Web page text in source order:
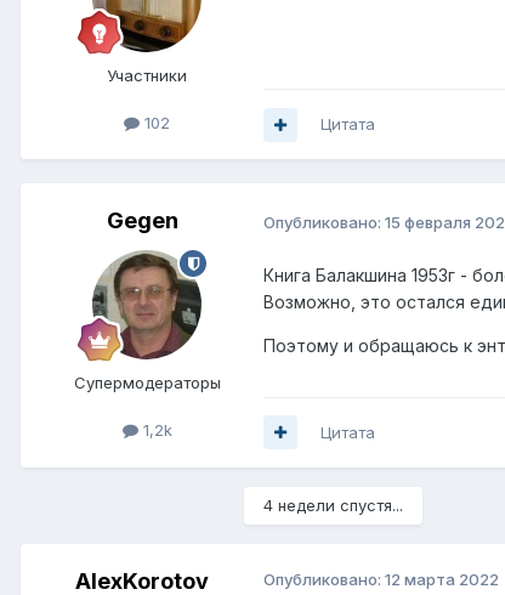
Участники
102 Цитата
Gegen
Супермодераторы
1,2k
Опубликовано: 15 февраля
Книга Балакшина 1953г -
Возможно, это остался
Поэтому и обращаюсь к
Цитата
4 недели спустя...
AlexKorotov Опубликовано: 12 марта 2022